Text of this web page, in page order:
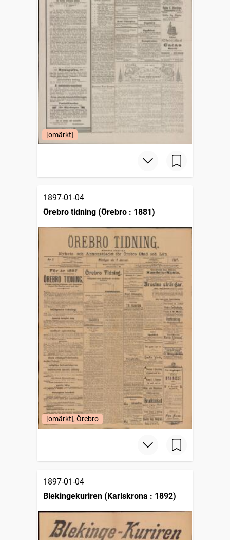
[omärkt]
1897-01-04
Örebro tidning (Örebro : 1881)
[omärkt], Örebro
1897-01-04
Blekingekuriren (Karlskrona : 1892)